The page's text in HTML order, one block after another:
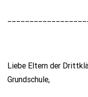
Liebe Eltern der
Grundschule,